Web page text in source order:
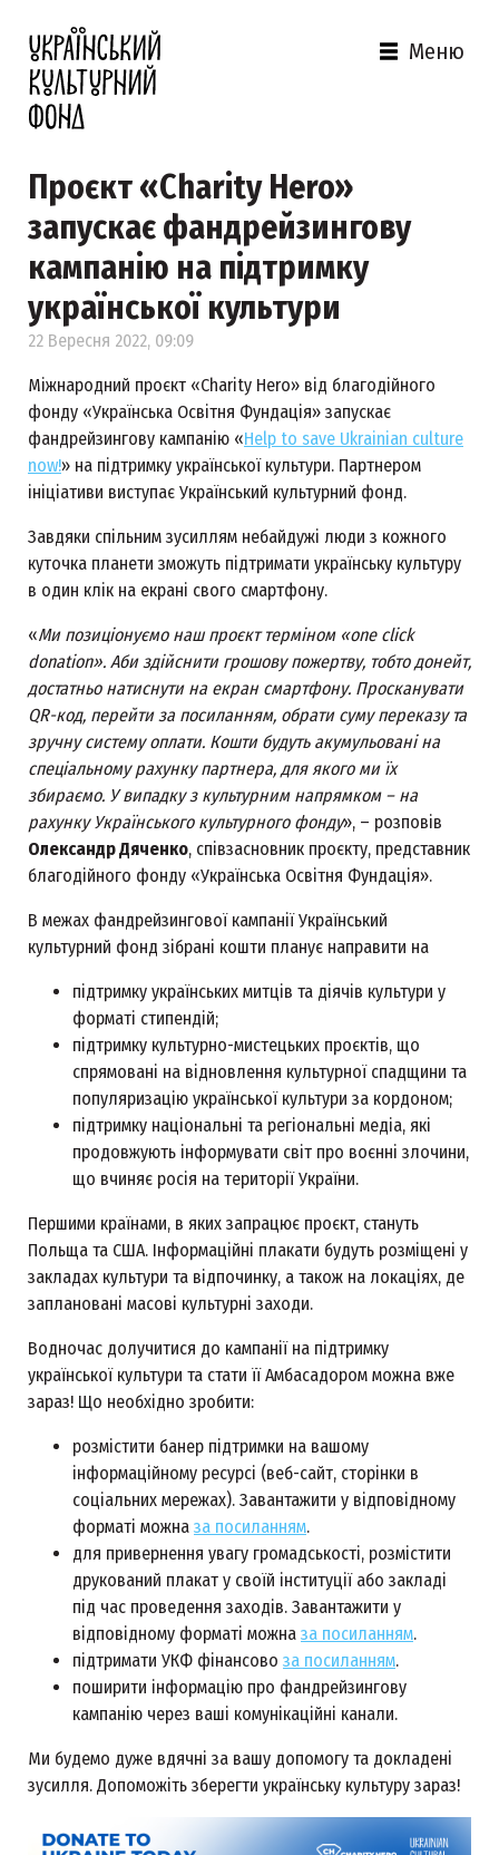
Меню
Проєкт «Charity Hero»
запускає фандрейзингову
кампанію на підтримку
української культури
22 Вересня 2022, 09:09
Міжнародний проєкт «Charity Hero» від благодійного
фонду «Українська Освітня Фундація» запускає
фандрейзингову кампанію «Help to save Ukrainian culture
now!» на підтримку української культури. Партнером
ініціативи виступає Український культурний фонд.
Завдяки спільним зусиллям небайдужі люди з кожного
куточка планети зможуть підтримати українську культуру
в один клік на екрані свого смартфону.
«Ми позиціонуємо наш проєкт терміном «one click
donation». Аби здійснити грошову пожертву, тобто донейт,
достатньо натиснути на екран смартфону. Просканувати
QR-код, перейти за посиланням, обрати суму переказу та
зручну систему оплати. Кошти будуть акумульовані на
спеціальному рахунку партнера, для якого ми їх
збираємо. У випадку з культурним напрямком – на
рахунку Українського культурного фонду», – розповів
Олександр Дяченко, співзасновник проєкту, представник
благодійного фонду «Українська Освітня Фундація».
В межах фандрейзингової кампанії Український
культурний фонд зібрані кошти планує направити на
підтримку українських митців та діячів культури у
форматі стипендій;
підтримку культурно-мистецьких проєктів, що
спрямовані на відновлення культурної спадщини та
популяризацію української культури за кордоном;
підтримку національні та регіональні медіа, які
продовжують інформувати світ про воєнні злочини,
що вчиняє росія на території України.
Першими країнами, в яких запрацює проєкт, стануть
Польща та США. Інформаційні плакати будуть розміщені у
закладах культури та відпочинку, а також на локаціях, де
заплановані масові культурні заходи.
Водночас долучитися до кампанії на підтримку
української культури та стати її Амбасадором можна вже
зараз! Що необхідно зробити:
розмістити банер підтримки на вашому
інформаційному ресурсі (веб-сайт, сторінки в
соціальних мережах). Завантажити у відповідному
форматі можна за посиланням.
для привернення увагу громадськості, розмістити
друкований плакат у своїй інституції або закладі
під час проведення заходів. Завантажити у
відповідному форматі можна за посиланням.
підтримати УКФ фінансово за посиланням.
поширити інформацію про фандрейзингову
кампанію через ваші комунікаційні канали.
Ми будемо дуже вдячні за вашу допомогу та докладені
зусилля. Допоможіть зберегти українську культуру зараз!